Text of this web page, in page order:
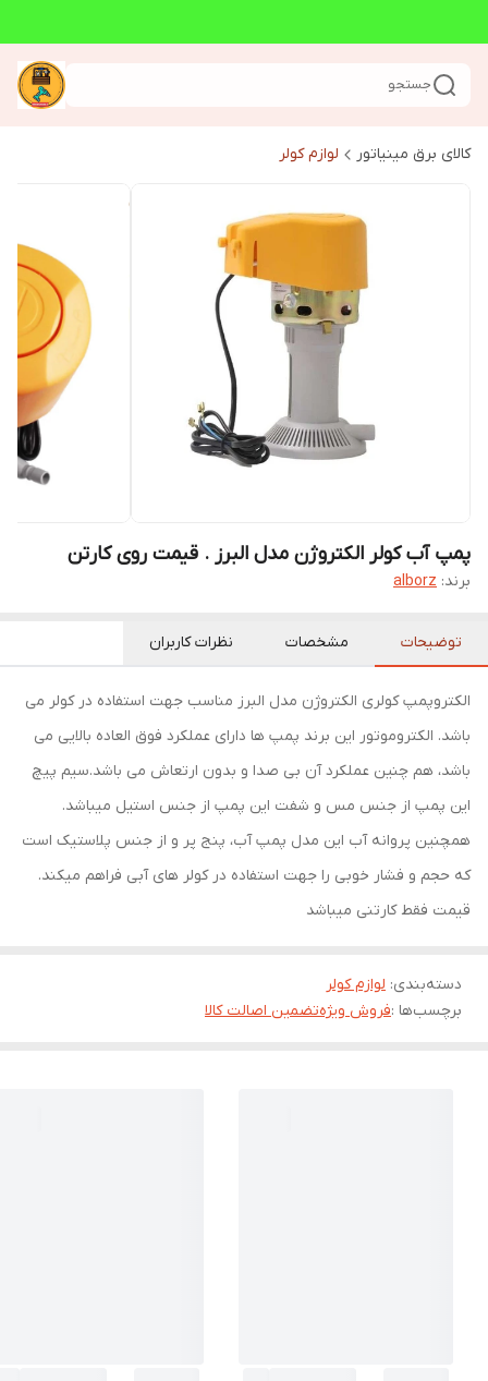
جستجو
کالای برق مینیاتور لوازم کولر
پمپ آب کولر الکتروژن مدل البرز . قیمت روی کارتن
برند: alborz
توضیحات مشخصات نظرات کاربران
الکتروپمپ کولری الکتروژن مدل البرز مناسب جهت استفاده در کولر می
باشد. الکتروموتور این برند پمپ ها دارای عملکرد فوق العاده بالایی می
باشد، هم چنین عملکرد آن بی صدا و بدون ارتعاش می باشد.سیم پیچ
این پمپ از جنس مس و شفت این پمپ از جنس استیل میباشد.
همچنین پروانه آب این مدل پمپ آب، پنج پر و از جنس پلاستیک است
که حجم و فشار خوبی را جهت استفاده در کولر های آبی فراهم میکند.
قیمت فقط کارتنی میباشد
دسته‌بندی: لوازم کولر
برچسب‌ها :فروش ویژهتضمین اصالت کالا